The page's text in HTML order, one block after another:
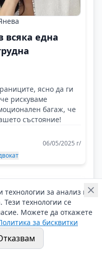
всяка една
ясно да ги
рискуваме
багаж, че
състояние!
06/05/2025 г/
технологии за анализ на
технологии се
Можете да откажете
за бисквитки